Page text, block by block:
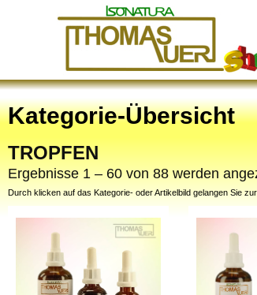
Kategorie-Übersicht
TROPFEN
Ergebnisse 1 – 60 von 88 werden
Durch klicken auf das Kategorie- oder Artikelbild gelangen Sie